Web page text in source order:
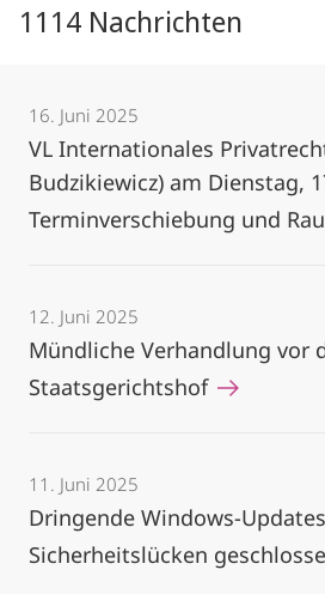
1114 Nachrichten
16. Juni 2025
VL Internationales
Budzikiewicz) am Dienstag,
Terminverschiebung und
12. Juni 2025
Mündliche Verhandlung vor
Staatsgerichtshof
11. Juni 2025
Dringende Windows-
Sicherheitslücken